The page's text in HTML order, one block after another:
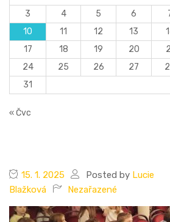
3
4 5 6
10
11 12 13
17
18 19 20
24
25 26 27
31
« Čvc
15. 1. 2025 Posted by Lucie
Blažková
Nezařazené